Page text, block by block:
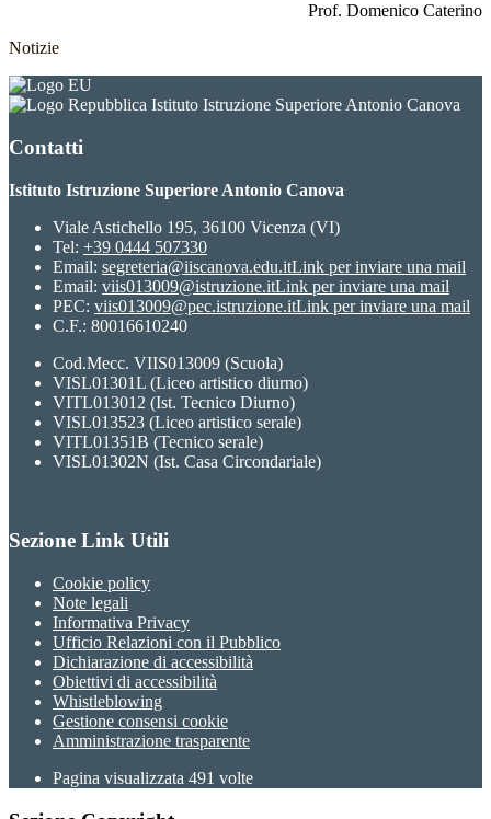
Prof. Domenico Caterino
Notizie
Istituto Istruzione Superiore Antonio Canova
Contatti
Istituto Istruzione Superiore Antonio Canova
Viale Astichello 195, 36100 Vicenza (VI)
Tel: +39 0444 507330
Email: segreteria@iiscanova.edu.itLink per inviare una mail
Email: viis013009@istruzione.itLink per inviare una mail
PEC: viis013009@pec.istruzione.itLink per inviare una mail
C.F.: 80016610240
Cod.Mecc. VIIS013009 (Scuola)
VISL01301L (Liceo artistico diurno)
VITL013012 (Ist. Tecnico Diurno)
VISL013523 (Liceo artistico serale)
VITL01351B (Tecnico serale)
VISL01302N (Ist. Casa Circondariale)
Sezione Link Utili
Cookie policy
Note legali
Informativa Privacy
Ufficio Relazioni con il Pubblico
Dichiarazione di accessibilità
Obiettivi di accessibilità
Whistleblowing
Gestione consensi cookie
Amministrazione trasparente
Pagina visualizzata 491 volte